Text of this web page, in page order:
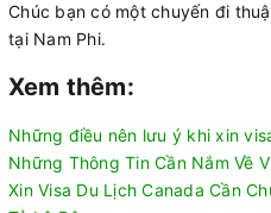
Chúc bạn có một chuyến đi
tại Nam Phi.
Xem thêm:
Những điều nên lưu ý khi xin
Những Thông Tin Cần Nắm Về
Xin Visa Du Lịch Canada Cần